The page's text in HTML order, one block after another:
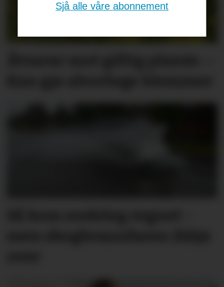
Sjå alle våre abonnement